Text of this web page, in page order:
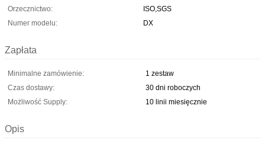
Orzecznictwo:
ISO,SGS
Numer modelu:
DX
Zapłata
Minimalne zamówienie:
1 zestaw
Czas dostawy:
30 dni roboczych
Możliwość Supply:
10 linii miesięcznie
Opis